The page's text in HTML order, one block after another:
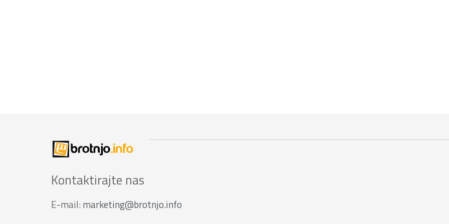
Kontaktirajte nas
E-mail: marketing@brotnjo.info